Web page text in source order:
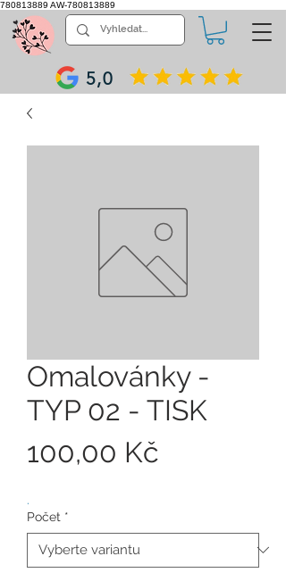
780813889 AW-780813889
5,0
Omalovánky -
TYP 02 - TISK
100,00 Kč
.
Počet *